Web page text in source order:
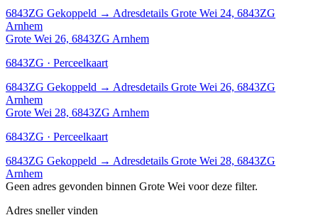
6843ZG Gekoppeld → Adresdetails Grote Wei 24, 6843ZG
Arnhem
Grote Wei 26, 6843ZG Arnhem
6843ZG · Perceelkaart
6843ZG Gekoppeld → Adresdetails Grote Wei 26, 6843ZG
Arnhem
Grote Wei 28, 6843ZG Arnhem
6843ZG · Perceelkaart
6843ZG Gekoppeld → Adresdetails Grote Wei 28, 6843ZG
Arnhem
Geen adres gevonden binnen Grote Wei voor deze filter.
Adres sneller vinden